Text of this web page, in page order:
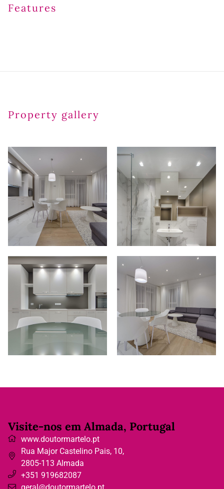
Features
Property gallery
Visite-nos em Almada, Portugal
www.doutormartelo.pt
Rua Major Castelino Pais, 10,
2805-113 Almada
+351 919682087